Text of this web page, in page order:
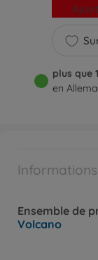
plus que
en
Ensemble de
Volcano